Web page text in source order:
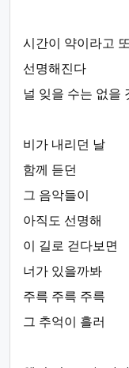
시간이 약이라고
선명해진다
널 잊을 수는 없을
비가 내리던 날
함께 듣던
그 음악들이
아직도 선명해
이 길로 걷다보면
너가 있을까봐
주륵 주륵 주륵
그 추억이 흘러